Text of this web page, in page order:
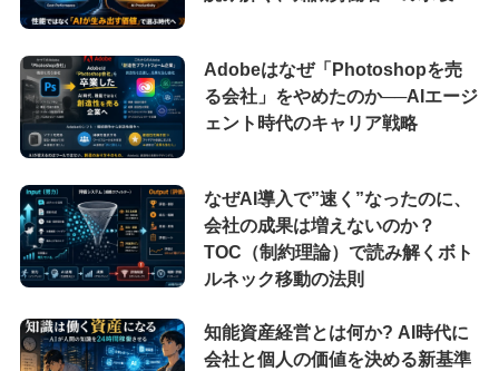
Adobeはなぜ「Photoshopを売
る会社」をやめたのか──AIエージ
ェント時代のキャリア戦略
なぜAI導入で”速く”なったのに、
会社の成果は増えないのか？
TOC（制約理論）で読み解くボト
ルネック移動の法則
知能資産経営とは何か? AI時代に
会社と個人の価値を決める新基準